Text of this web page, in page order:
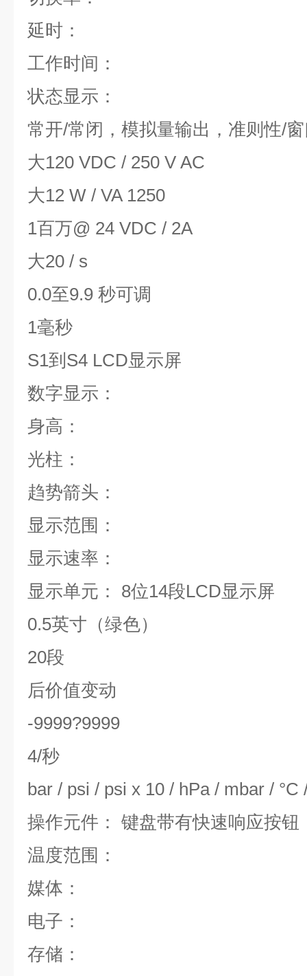
延时：
工作时间：
状态显示：
常开/常闭，模拟量输出，准则性/
大120 VDC / 250 V AC
大12 W / VA 1250
1百万@ 24 VDC / 2A
大20 / s
0.0至9.9 秒可调
1毫秒
S1到S4 LCD显示屏
数字显示：
身高：
光柱：
趋势箭头：
显示范围：
显示速率：
显示单元： 8位14段LCD显示屏
0.5英寸（绿色）
20段
后价值变动
-9999?9999
4/秒
bar / psi / psi x 10 / hPa / mbar / °C
操作元件： 键盘带有快速响应按钮
温度范围：
媒体：
电子：
存储：